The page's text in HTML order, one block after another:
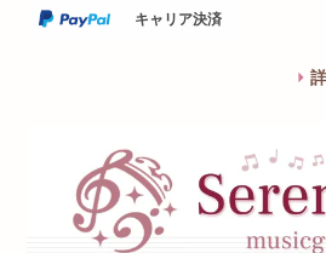
キャリア決済